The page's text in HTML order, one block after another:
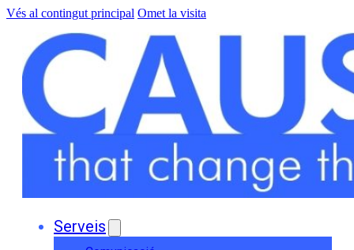
Vés al contingut principal Omet la visita
Serveis